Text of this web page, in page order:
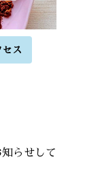
セス
らせして